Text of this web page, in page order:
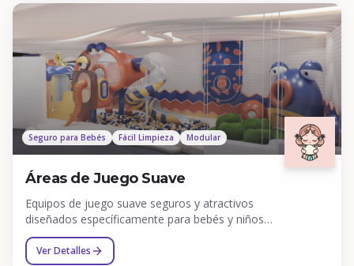
Seguro para Bebés Fácil Limpieza Modular
Áreas de Juego Suave
Equipos de juego suave seguros y atractivos
diseñados específicamente para bebés y niños
pequeños.
Ver Detalles